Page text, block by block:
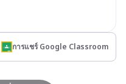
การแชร์ Google Classroom